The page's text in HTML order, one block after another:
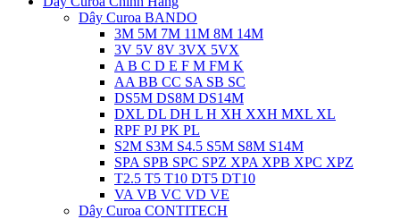
Dây Curoa BANDO
3M 5M 7M 11M 8M 14M
3V 5V 8V 3VX 5VX
A B C D E F M FM K
AA BB CC SA SB SC
DS5M DS8M DS14M
DXL DL DH L H XH XXH MXL XL
RPF PJ PK PL
S2M S3M S4.5 S5M S8M S14M
SPA SPB SPC SPZ XPA XPB XPC XPZ
T2.5 T5 T10 DT5 DT10
VA VB VC VD VE
Dây Curoa CONTITECH